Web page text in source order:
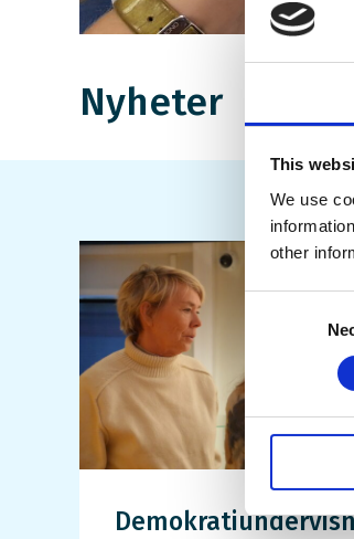
This
We use
other
Nyheter